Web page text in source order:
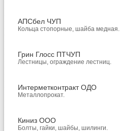
АПСбел ЧУП
Кольца стопорные, шайба медная.
Грин Глосс ПТЧУП
Лестницы, ограждение лестниц.
Интерметконтракт ОДО
Металлопрокат.
Киниз ООО
Болты, гайки, шайбы, шилинги.